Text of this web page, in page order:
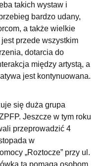
takich wystaw i
bardzo udany,
a także wielkie
przede wszystkim
dotarcia do
między artystą, a
jest kontynuowana.
się duża grupa
Jeszcze w tym roku
przeprowadzić 4
w
„Roztocze” przy ul.